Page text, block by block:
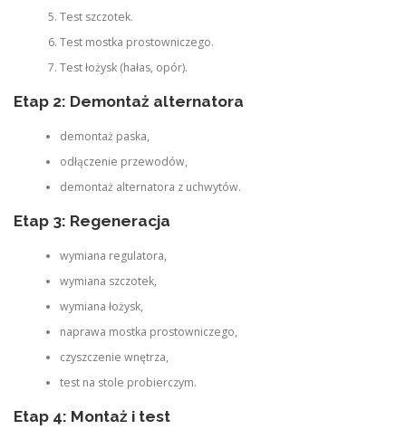
Test szczotek.
Test mostka prostowniczego.
Test łożysk (hałas, opór).
Etap 2: Demontaż alternatora
demontaż paska,
odłączenie przewodów,
demontaż alternatora z uchwytów.
Etap 3: Regeneracja
wymiana regulatora,
wymiana szczotek,
wymiana łożysk,
naprawa mostka prostowniczego,
czyszczenie wnętrza,
test na stole probierczym.
Etap 4: Montaż i test